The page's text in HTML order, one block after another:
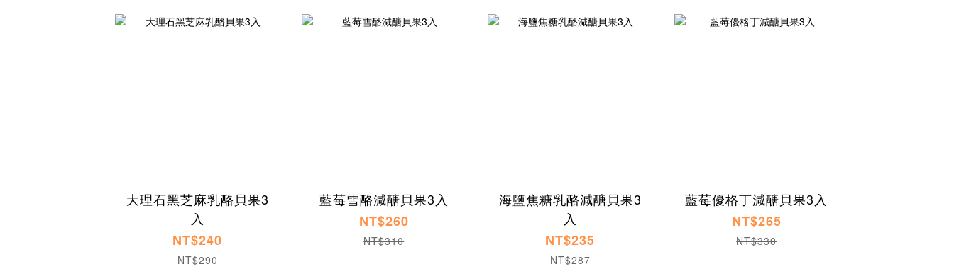
大理石黑芝麻乳酪貝果3
入
NT$240
NT$290
藍莓雪酪減醣貝果3入
NT$260
NT$310
海鹽焦糖乳酪減醣貝果3
入
NT$235
NT$287
藍莓優格丁減醣貝果3入
NT$265
NT$330